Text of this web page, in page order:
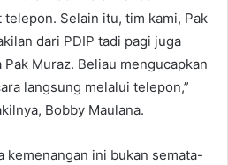
Selain itu, tim kami, Pak
dari PDIP tadi pagi juga
Muraz. Beliau mengucapkan
langsung melalui telepon,”
Bobby Maulana.
kemenangan ini bukan semata-